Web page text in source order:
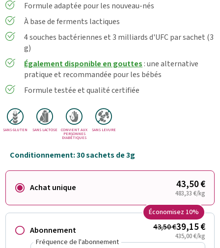
Formule adaptée pour les nouveau-nés
À base de ferments lactiques
4 souches bactériennes et 3 milliards d'UFC par sachet (3
g)
Également disponible en gouttes : une alternative
pratique et recommandée pour les bébés
Formule testée et qualité certifiée
SANS GLUTEN SANS LACTOSE CONVIENT AUX
PERSONNES
DIABÉTIQUES
SANS LEVURE
Conditionnement: 30 sachets de 3g
Achat unique 43,50 €
483,33 €/kg
Abonnement
Économisez 10%
43,50 €39,15 €
435,00 €/kg
Fréquence de l'abonnement